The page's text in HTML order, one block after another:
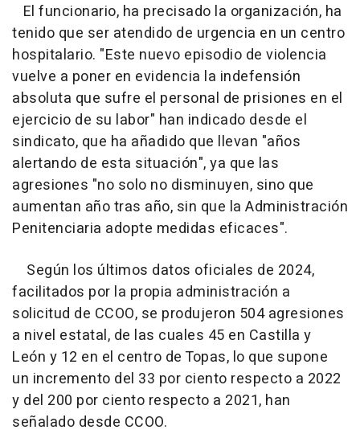
El funcionario, ha precisado la organización, ha
tenido que ser atendido de urgencia en un centro
hospitalario. "Este nuevo episodio de violencia
vuelve a poner en evidencia la indefensión
absoluta que sufre el personal de prisiones en el
ejercicio de su labor" han indicado desde el
sindicato, que ha añadido que llevan "años
alertando de esta situación", ya que las
agresiones "no solo no disminuyen, sino que
aumentan año tras año, sin que la Administración
Penitenciaria adopte medidas eficaces".
Según los últimos datos oficiales de 2024,
facilitados por la propia administración a
solicitud de CCOO, se produjeron 504 agresiones
a nivel estatal, de las cuales 45 en Castilla y
León y 12 en el centro de Topas, lo que supone
un incremento del 33 por ciento respecto a 2022
y del 200 por ciento respecto a 2021, han
señalado desde CCOO.